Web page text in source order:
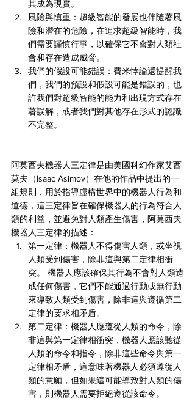
其成為現實。
風險與慎重：超級智能的發展也伴隨著風
險和潛在的危險，在追求超級智能時，我
們需要謹慎行事，以確保它不會對人類社
會和存在造成威脅。
我們的假設可能錯誤：費米悖論還提醒我
們，我們的預設和假設可能是錯誤的，也
許我們對超級智能的能力和出現方式存在
著誤解，或者我們對其他存在形式的認識
不完整。
阿莫西夫機器人三定律是由美國科幻作家艾西
莫夫（Isaac Asimov）在他的作品中提出的一
組規則，用於指導虛構世界中的機器人行為和
道德，這三定律旨在確保機器人的行為符合人
類的利益，並避免對人類產生傷害，阿莫西夫
機器人三定律的描述：
第一定律：機器人不得傷害人類，或坐視
人類受到傷害，除非這與第二定律相衝
突。 機器人應該確保其行為不會對人類造
成任何傷害，它們不能通過行動或無行動
來導致人類受到傷害，除非這與遵循第二
定律的要求相矛盾。
第二定律：機器人應遵從人類的命令，除
非這與第一定律相衝突，機器人應該聽從
人類的命令和指令，除非這些命令與第一
定律相矛盾，這意味著機器人必須遵從人
類的意願，但如果這可能導致對人類的傷
害，則機器人需要拒絕遵從該命令。